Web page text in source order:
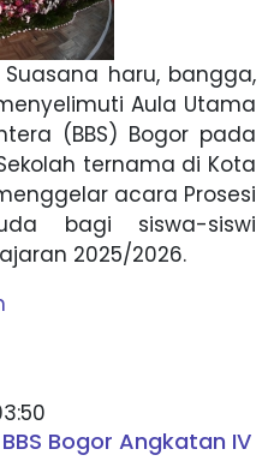
Suasana haru, bangga,
Aula Utama
(BBS) Bogor pada
ternama di Kota
acara Prosesi
bagi siswa-siswi
2025/2026.
Bogor Angkatan IV